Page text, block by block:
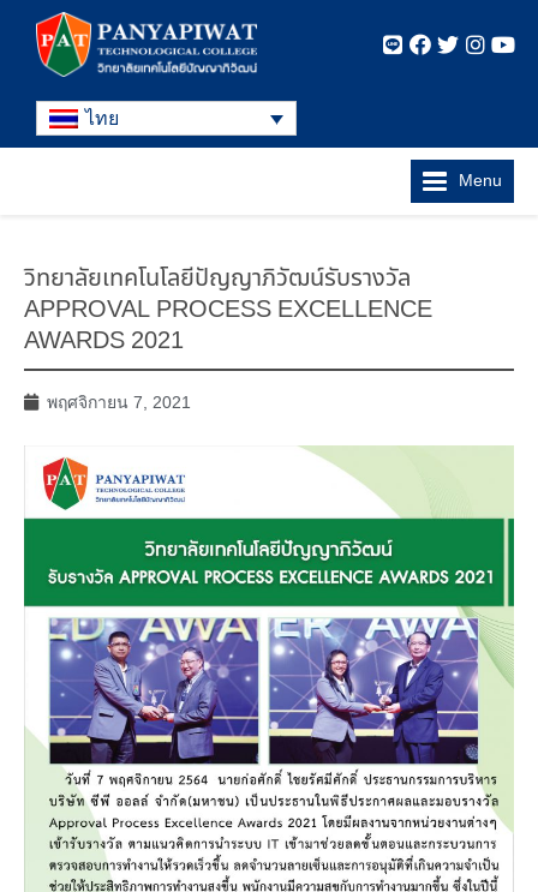
ไทย
Menu
วิทยาลัยเทคโนโลยีปัญญาภิวัฒน์รับรางวัล
APPROVAL PROCESS EXCELLENCE
AWARDS 2021
พฤศจิกายน 7, 2021